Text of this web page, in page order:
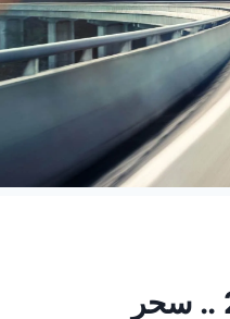
رينو ميجان 2021 .. سحر